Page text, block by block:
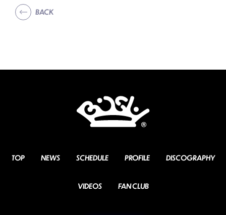
BACK
TOP NEWS SCHEDULE PROFILE DISCOGRAPHY
VIDEOS FAN CLUB